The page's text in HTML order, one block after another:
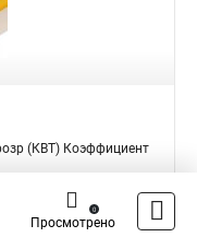
(КВТ) Коэффициент
Сравнить
Просмотрено
0